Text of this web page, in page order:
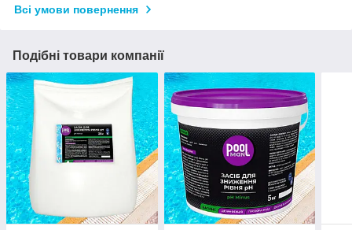
Всі умови повернення
Подібні товари компанії